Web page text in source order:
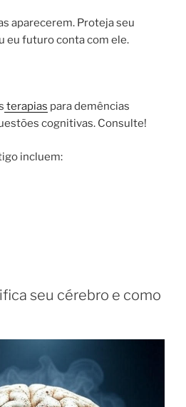
aparecerem. Proteja seu
eu futuro conta com ele.
terapias para demências
cognitivas. Consulte!
incluem:
seu cérebro e como